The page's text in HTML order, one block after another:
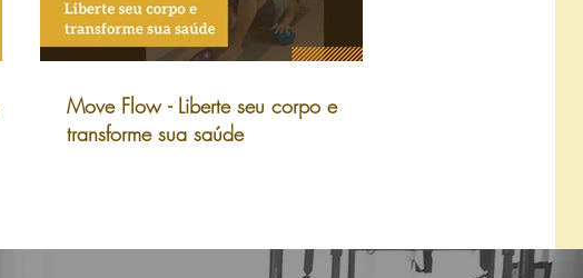
Move Flow - Liberte seu corpo e
transforme sua saúde